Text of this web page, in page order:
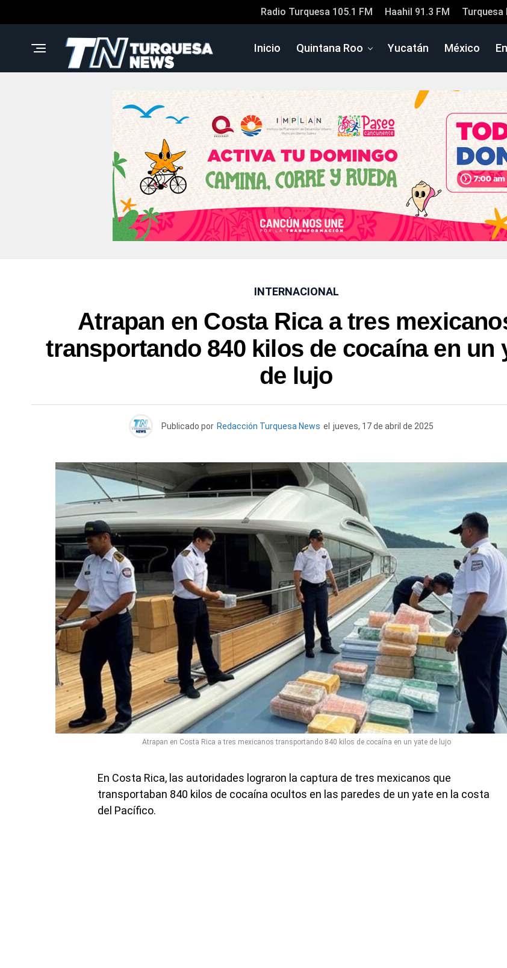
Radio Turquesa 105.1 FM Haahil 91.3 FM Turquesa
Inicio Quintana Roo Yucatán México
INTERNACIONAL
Atrapan en Costa Rica a tres
transportando 840 kilos de cocaína en un
de lujo
Publicado por Redacción Turquesa News el jueves, 17 de abril de 2025
Atrapan en Costa Rica a tres mexicanos transportando 840 kilos de cocaína en un yate de lujo
En Costa Rica, las autoridades lograron la captura de tres mexicanos que
transportaban 840 kilos de cocaína ocultos en las paredes de un yate en la costa
del Pacífico.